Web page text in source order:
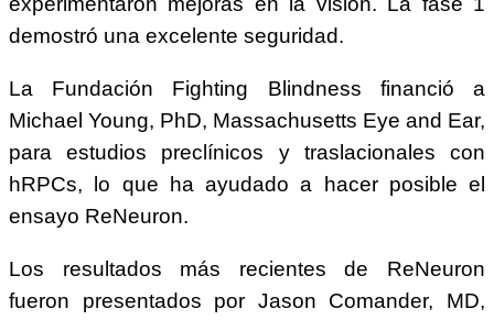
demostró una excelente seguridad.
La Fundación Fighting Blindness financió a
Michael Young, PhD, Massachusetts Eye and Ear,
para estudios preclínicos y traslacionales con
hRPCs, lo que ha ayudado a hacer posible el
ensayo ReNeuron.
Los resultados más recientes de ReNeuron
fueron presentados por Jason Comander, MD,